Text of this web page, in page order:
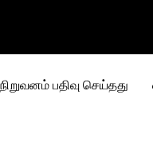
நிறுவனம் பதிவு செய்தது